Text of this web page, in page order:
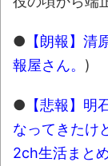
● 【朗報】清
報屋さん。 )
● 【悲報】明
なってきたけ
2ch生活まと